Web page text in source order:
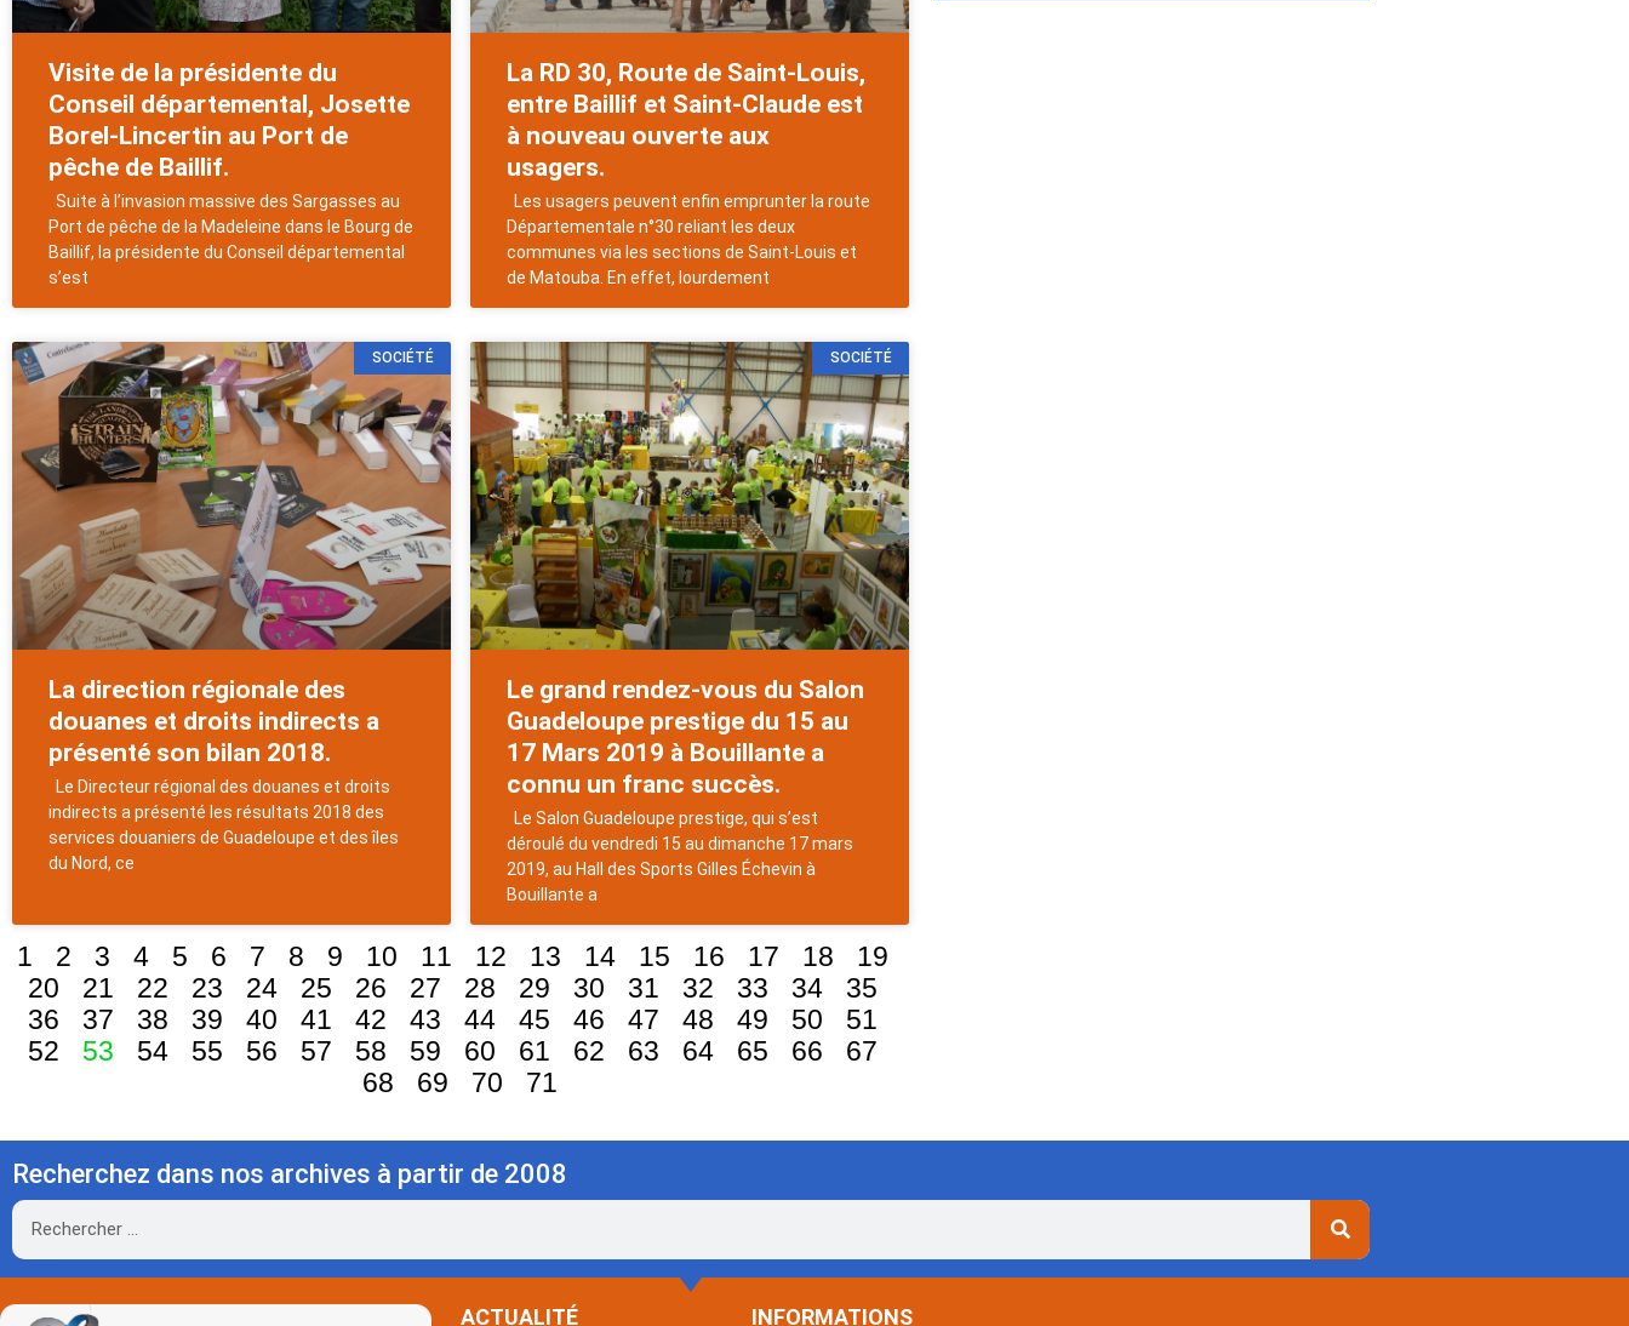
Visite de la présidente du
Conseil départemental, Josette
Borel-Lincertin au Port de
pêche de Baillif.
Suite à l’invasion massive des Sargasses au
Port de pêche de la Madeleine dans le Bourg de
Baillif, la présidente du Conseil départemental
s’est
La RD 30, Route de Saint-Louis,
entre Baillif et Saint-Claude est
à nouveau ouverte aux
usagers.
Les usagers peuvent enfin emprunter la route
Départementale n°30 reliant les deux
communes via les sections de Saint-Louis et
de Matouba. En effet, lourdement
SOCIÉTÉ
La direction régionale des
douanes et droits indirects a
présenté son bilan 2018.
Le Directeur régional des douanes et droits
indirects a présenté les résultats 2018 des
services douaniers de Guadeloupe et des îles
du Nord, ce
SOCIÉTÉ
Le grand rendez-vous du Salon
Guadeloupe prestige du 15 au
17 Mars 2019 à Bouillante a
connu un franc succès.
Le Salon Guadeloupe prestige, qui s’est
déroulé du vendredi 15 au dimanche 17 mars
2019, au Hall des Sports Gilles Échevin à
Bouillante a
1 2 3 4 5 6 7 8 9 10 11 12 13 14 15 16 17 18
19
20
21 22 23 24 25 26 27 28 29 30 31 32 33 34
35
36
37 38 39 40 41 42 43 44 45 46 47 48 49 50
51
52
53 54 55 56 57 58 59 60 61 62 63 64 65 66
67
68
69 70 71
Recherchez dans nos archives à partir de 2008
Rechercher
ACTUALITÉ INFORMATIONS